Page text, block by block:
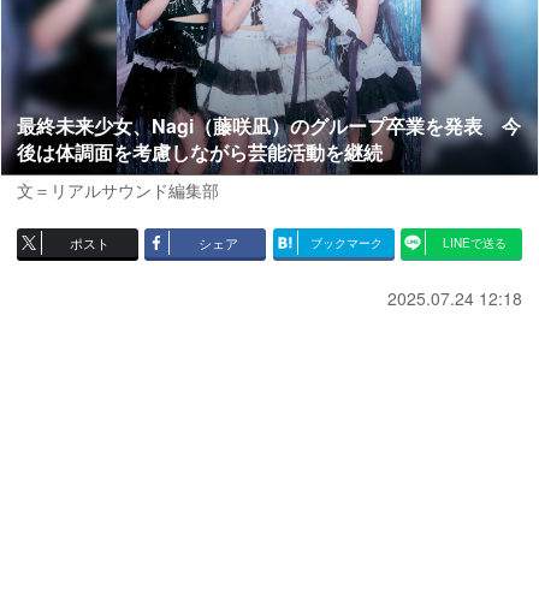
最終未来少女、Nagi（藤咲凪）のグループ卒業を発表 今
後は体調面を考慮しながら芸能活動を継続
文＝リアルサウンド編集部
ポスト シェア ブックマーク LINEで送る
2025.07.24 12:18